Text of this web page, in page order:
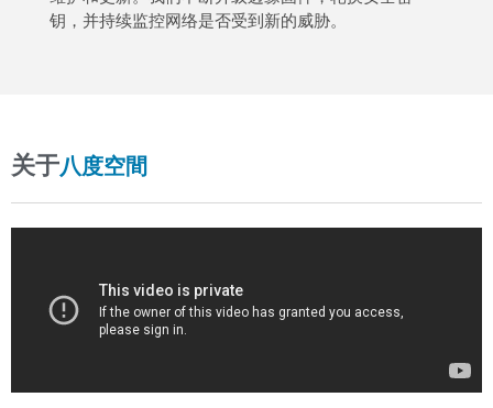
钥，并持续监控网络是否受到新的威胁。
关于八度空間